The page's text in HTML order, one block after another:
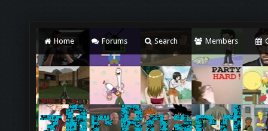
Home Forums Search Members